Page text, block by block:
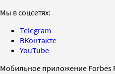
Мы в соцсетях:
Telegram
ВКонтакте
YouTube
Мобильное приложение Forbes